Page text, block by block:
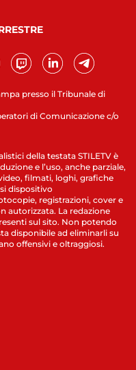
presso il Tribunale di
di Comunicazione c/o
della testata STILETV è
e l’uso, anche parziale,
filmati, loghi, grafiche
dispositivo
registrazioni, cover e
autorizzata. La redazione
sul sito. Non potendo
disponibile ad eliminarli su
offensivi e oltraggiosi.